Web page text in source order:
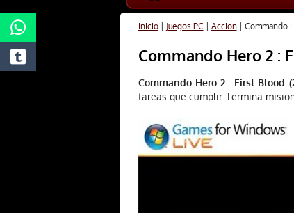
Inicio| Juegos PC | Accion| Commando
Commando Hero 2 :
Commando Hero 2 : First Blood
tareas que cumplir. Termina